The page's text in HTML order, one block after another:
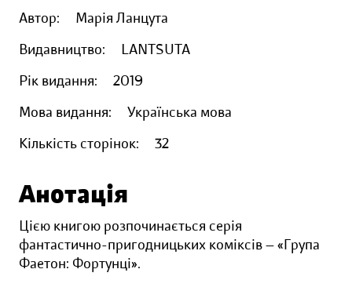
Автор:
Марія Ланцута
Видавництво:
LANTSUTA
Рік видання:
2019
Мова видання:
Українська мова
Кількість сторінок:
32
Анотація
Цією книгою розпочинається серія
фантастично-пригодницьких коміксів — «Група
Фаетон: Фортунці».